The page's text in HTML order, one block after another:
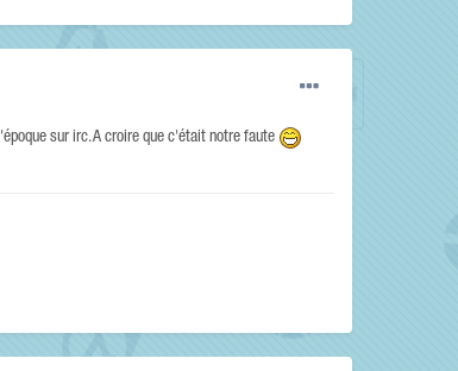
sur irc. A croire que c'était notre faute